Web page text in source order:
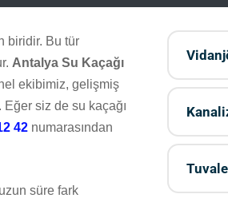
biridir. Bu tür
Antalya Su Kaçağı
ekibimiz, gelişmiş
siz de su kaçağı
42 numarasından
süre fark